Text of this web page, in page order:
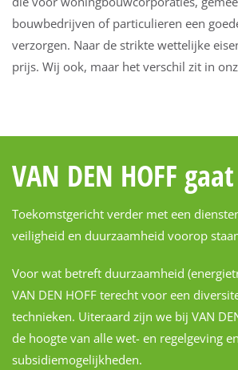
bouwbedrijven of particulieren een
verzorgen. Naar de strikte wettelijke
prijs. Wij ook, maar het verschil zit in
VAN DEN HOFF
Toekomstgericht verder met een
veiligheid en duurzaamheid voorop
Voor wat betreft duurzaamheid
VAN DEN HOFF terecht voor een
technieken. Uiteraard zijn we bij VAN
de hoogte van alle wet- en regelgeving en
subsidiemogelijkheden.